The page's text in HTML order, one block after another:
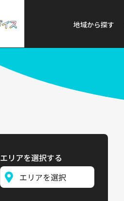
地域から探す
エリアを選択する